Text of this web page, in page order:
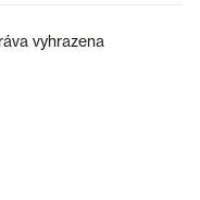
vyhrazena